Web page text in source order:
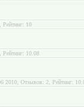
10
10.08
2010, Отзывов: 2, Рейтинг: